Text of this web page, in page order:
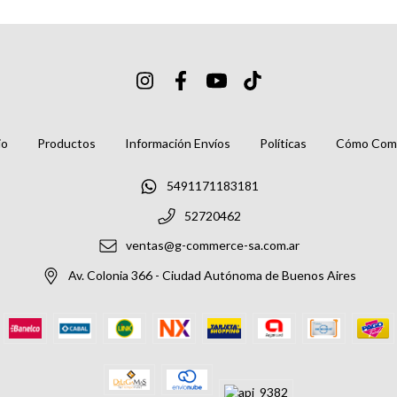
Productos Información Envíos Políticas Cómo
5491171183181
52720462
ventas@g-commerce-sa.com.ar
Av. Colonia 366 - Ciudad Autónoma de Buenos Aires